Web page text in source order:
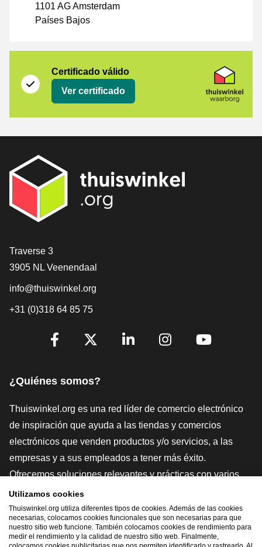
1101 AG Amsterdam
Países Bajos
Certificado válido
Ver certificado
[_General:Contact]
Traverse 3
3905 NL Veenendaal
info@thuiswinkel.org
+31 (0)318 64 85 75
[_General:SocialMediaTitle]
¿Quiénes somos?
Thuiswinkel.org es una red líder de comercio electrónico
de inspiración que ayuda a las tiendas y comercios
electrónicos que venden productos y/o servicios, a las
empresas y a sus empleados a tener más éxito.
Ofrecemos soluciones relevantes y prácticas con varios
sellos de confianza, Thuiswinkel Reviews, herramientas y
asesoramiento jurídico, defensa, estudios de mercado, y
tenemos nuestra propia plataforma educativa, la
Thuiswinkel e-Academy.
Utilizamos cookies
Thuiswinkel.org utiliza diferentes tipos de cookies. Además de las cookies
necesarias, colocamos cookies funcionales que son necesarias para que
nuestro sitio web funcione. También colocamos cookies de rendimiento para
medir el rendimiento y la calidad de nuestro sitio web. Finalmente,